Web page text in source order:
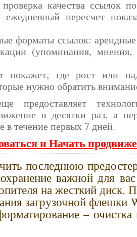
качества ссылок
пересчет
форматы ссылок:
(упоминания, мнения,
покажет, где рост или
нужно обратить
предоставляет
в десятки раз, а
в течение первых 7 дней.
и Начать
последнюю
важной для
на жесткий диск.
загрузочной флешки
– очистка